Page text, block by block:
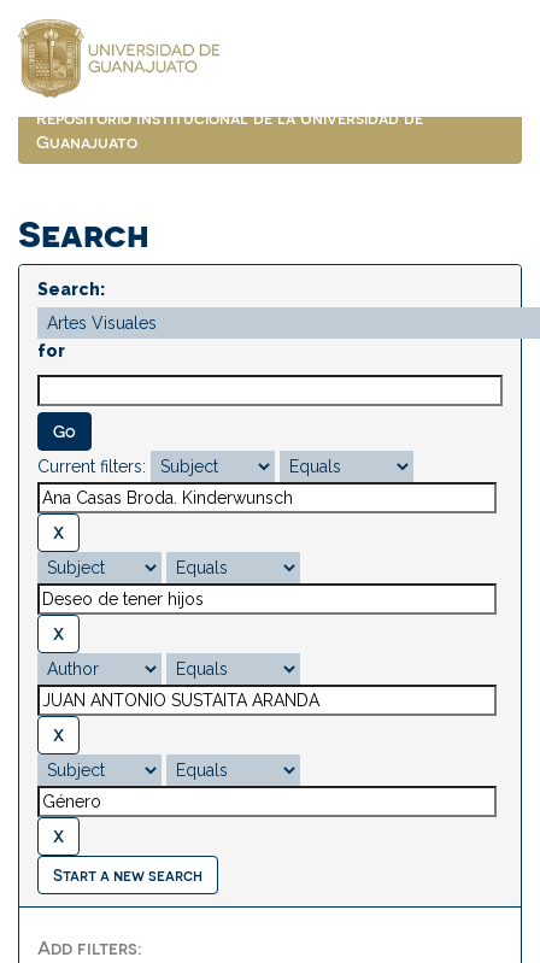
navigation
Repositorio Institucional de la Universidad de
Guanajuato
Search
Search:
for
Current filters:
Start a new search
Add filters: